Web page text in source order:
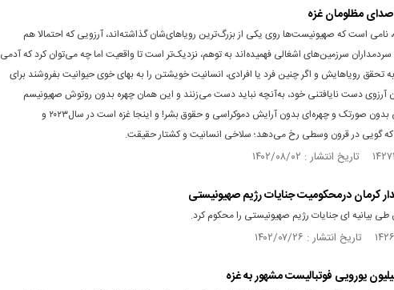
صدای مظلومان غزه
نامی است که صهیونیست‌‌ها روی یکی از بزرگ‌ترین رویاهای‌شان گذاشته‌اند، آرزویی که احتمالا هم
سرزمین‌های اشغالی فهمیده‌اند به توهم، نزدیک‌تر است تا واقعیت اما چه می‌توان کرد که آدمی
تحقق رویاهایش و اگر چنین فرد یا افرادی، انسانیت خویشتن را به بهای خوی حیوانیت بفروشند برای
آرزوی دست نایافتنی خود، به‌آنچه نباید دست می‌زنند و این همان چهره بدون روتوش صهیونیسم
است؛ صورتی بدون صورتک و چهره‌ای بدون آرایش دموکراسی و حقوق بشر! و اینجا غزه است در سال۲۰۲۳ و
گویی در قرون وسطی رخ می‌دهد؛ سلاخی انسانیت و کشتار حقیقت.
کرمان درمحکومیت جنایات رژیم صهیونیستی
طی بیانیه ای جنایات رژیم صهیونیستی را محکوم کرد.
یورویی فوتبالیست مشهور به غزه